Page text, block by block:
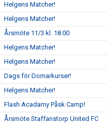
Helgens Matcher!
Helgens Matcher!
Årsmöte 11/3 kl. 18.00
Helgens Matcher!
Helgens Matcher!
Dags för Domarkurser!
Helgens Matcher!
Flash Acadamy Påsk Camp!
Årsmöte Staffanstorp United FC